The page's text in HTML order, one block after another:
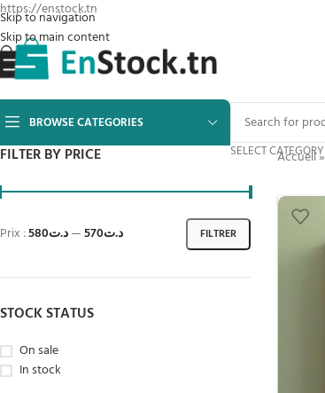
https://enstock.tn
Skip to navigation
Skip to main content
BROWSE CATEGORIES
SELECT CATEGORY
FILTER BY PRICE
FILTRER
Prix : د.ت570 —د.ت580
STOCK STATUS
On sale
In stock
Accueil»